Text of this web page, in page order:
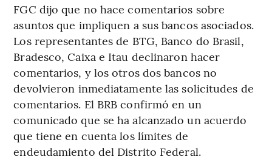
FGC dijo que no hace comentarios sobre
asuntos que impliquen a sus bancos asociados.
Los representantes de BTG, Banco do Brasil,
Bradesco, Caixa e Itau declinaron hacer
comentarios, y los otros dos bancos no
devolvieron inmediatamente las solicitudes de
comentarios. El BRB confirmó en un
comunicado que se ha alcanzado un acuerdo
que tiene en cuenta los límites de
endeudamiento del Distrito Federal.